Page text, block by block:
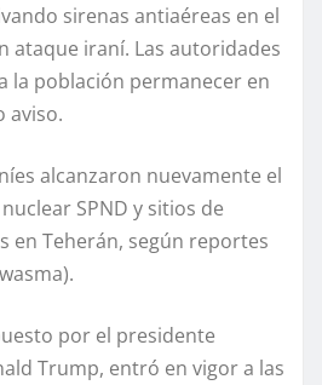
sirenas antiaéreas en el
ataque iraní. Las autoridades
la población permanecer en
aviso.
alcanzaron nuevamente el
SPND y sitios de
en Teherán, según reportes
por el presidente
Trump, entró en vigor a las